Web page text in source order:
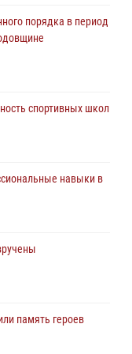
к новому
охраны Росгвардии
условное
порядка в период
спортивных школ
навыки в
память героев